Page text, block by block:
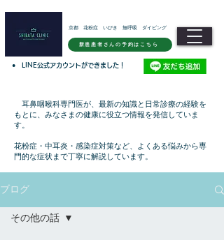
京都 花粉症 いびき 無呼吸 ダイビング
新患患者さんの予約はこちら
● LINE公式アカウントができました！
耳鼻咽喉科専門医が、最新の知識と日常診療の経験を
もとに、みなさまの健康に役立つ情報を発信していま
す。
花粉症・中耳炎・感染症対策など、よくある悩みから専
門的な症状まで丁寧に解説しています。
ブログ
その他の話